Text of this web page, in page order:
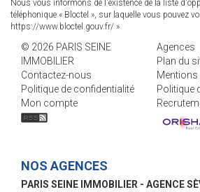
Nous vous informons de l'existence de la liste
téléphonique « Bloctel », sur laquelle vous pouvez
https://www.bloctel.gouv.fr/ »
© 2026 PARIS SEINE
IMMOBILIER
Agences
Plan du
Contactez-nous
Mentions
Politique de confidentialité
Politique
Mon compte
NOS AGENCES
PARIS SEINE IMMOBILIER - AGENCE